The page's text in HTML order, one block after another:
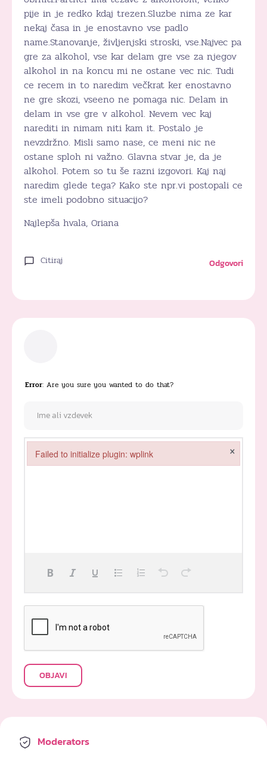
pije in je redko kdaj trezen.Sluzbe nima ze kar
nekaj časa in je enostavno vse padlo
name.Stanovanje, življenjski stroski, vse.Najvec pa
gre za alkohol, vse kar delam gre vse za njegov
alkohol in na koncu mi ne ostane vec nic. Tudi
ce recem in to naredim večkrat ker enostavno
ne gre skozi, vseeno ne pomaga nic. Delam in
delam in vse gre v alkohol. Nevem vec kaj
narediti in nimam niti kam it. Postalo je
nevzdržno. Misli samo nase, ce meni nic ne
ostane sploh ni važno. Glavna stvar je, da je
alkohol. Potem so tu še razni izgovori. Kaj naj
naredim glede tega? Kako ste npr.vi postopali ce
ste imeli podobno situacijo?
Najlepša hvala, Oriana
Citiraj Odgovori
Error: Are you sure you wanted to do that?
OBJAVI
Moderators
Failed to initialize plugin: wplink ×
Failed to initialize plugin: wplink